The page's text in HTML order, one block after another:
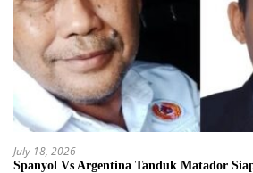
July 18, 2026
Spanyol Vs Argentina Tanduk Matador